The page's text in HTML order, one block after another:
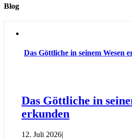
Blog
Das Göttliche in seinem Wesen
Das Göttliche in
erkunden
12. Juli 2026|